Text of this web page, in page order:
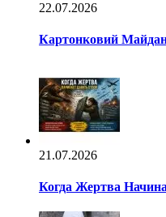
22.07.2026
Картонковий
21.07.2026
Когда Жертва